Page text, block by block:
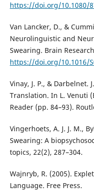
https://doi.org/10.1080/
Van Lancker, D., &
Neurolinguistic and
Swearing. Brain
https://doi.org/10.1016/
Vinay, J. P., & Darbelnet.
Translation. In L. Venuti
Reader (pp. 84–93).
Vingerhoets, A. J. J. M.,
Swearing: A
topics, 22(2), 287–304.
Wajnryb, R. (2005).
Language. Free Press.